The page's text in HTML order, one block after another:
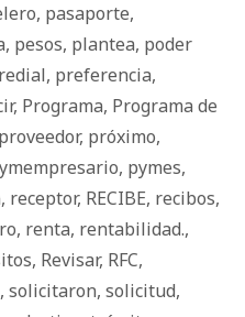
, pasaporte,
, pesos, plantea, poder
, preferencia,
, Programa, Programa de
proveedor, próximo,
, pymes,
, receptor, RECIBE, recibos,
, renta, rentabilidad.,
, Revisar, RFC,
, solicitaron, solicitud,